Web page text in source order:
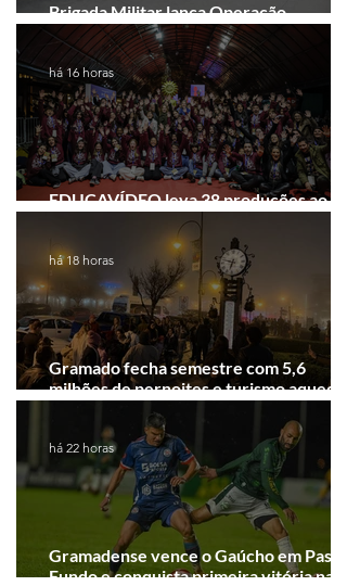
Brigada Militar lança Operação
Convergência na Região das Hortênsias
EDUCAVÍDEO leva 38 produções ao
Festival de Cinema de Gramado
há 16 horas
Gramado fecha semestre com 5,6
milhões de pernoites e turismo
Junho desponta!
há 18 horas
Gramadense vence o Gaúcho em Passo
Fundo e conquista primeira vitória na
há 22 horas